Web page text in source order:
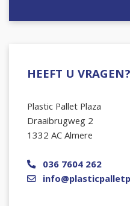
HEEFT U VRAGEN?
Plastic Pallet Plaza
Draaibrugweg 2
1332 AC Almere
036 7604 262